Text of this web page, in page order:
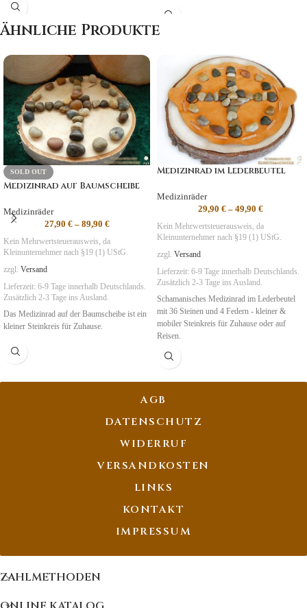
Wunscherfüllung
Symbolik:
Ähnliche Produkte
SOLD OUT
Medizinrad auf Baumscheibe
Medizinräder
27,90 €– 89,90 €
Kein Mehrwertsteuerausweis, da
Kleinunternehmer nach §19 (1) UStG.
zzgl. Versand
Lieferzeit: 6-9 Tage innerhalb Deutschlands.
Zusätzlich 2-3 Tage ins Ausland.
Das Medizinrad auf der Baumscheibe ist ein
kleiner Steinkreis für Zuhause.
Medizinrad im Lederbeutel
Medizinräder
29,90 €– 49,90 €
Kein Mehrwertsteuerausweis, da
Kleinunternehmer nach §19 (1) UStG.
zzgl. Versand
Lieferzeit: 6-9 Tage innerhalb Deutschlands.
Zusätzlich 2-3 Tage ins Ausland.
Schamanisches Medizinrad im Lederbeutel
mit 36 Steinen und 4 Federn - kleiner &
mobiler Steinkreis für Zuhause oder auf
Reisen.
AGB
DATENSCHUTZ
WIDERRUF
VERSANDKOSTEN
LINKS
KONTAKT
IMPRESSUM
ZAHLMETHODEN